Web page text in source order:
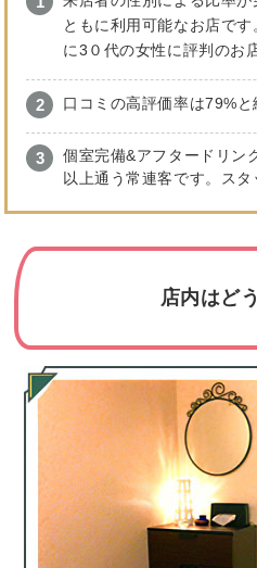
ともに利用可能なお店で
に3０代の女性に評判のお
口コミの高評価率は79%と
個室完備&アフタードリン
以上通う常連客です。スタ
店内はど